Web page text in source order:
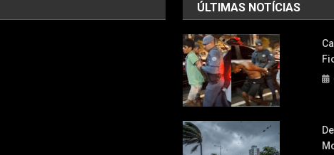
ÚLTIMAS NOTÍCIAS